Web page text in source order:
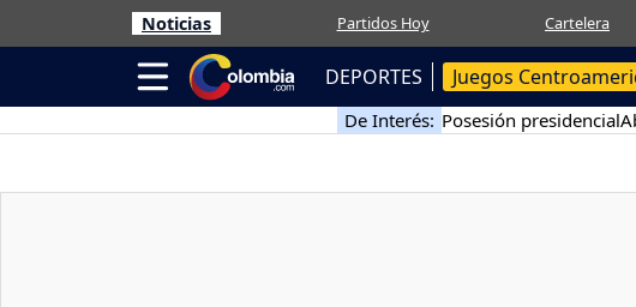
Noticias Partidos Hoy Cartelera
DEPORTES Juegos
De Interés: Posesión presidencial